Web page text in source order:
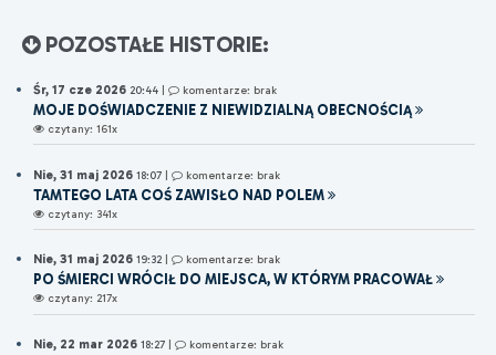
POZOSTAŁE HISTORIE:
Śr, 17 cze 2026 20:44 | komentarze: brak
MOJE DOŚWIADCZENIE Z NIEWIDZIALNĄ OBECNOŚCIĄ
czytany: 161x
Nie, 31 maj 2026 18:07 | komentarze: brak
TAMTEGO LATA COŚ ZAWISŁO NAD POLEM
czytany: 341x
Nie, 31 maj 2026 19:32 komentarze: brak
PO ŚMIERCI WRÓCIŁ DO MIEJSCA, W KTÓRYM PRACOWAŁ
czytany: 217x
Nie, 22 mar 2026 18:27 komentarze: brak